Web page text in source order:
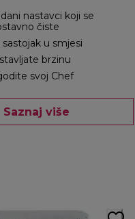
nastavci koji se
čiste
sastojak u smjesi
brzinu
svoj Chef
Saznaj više